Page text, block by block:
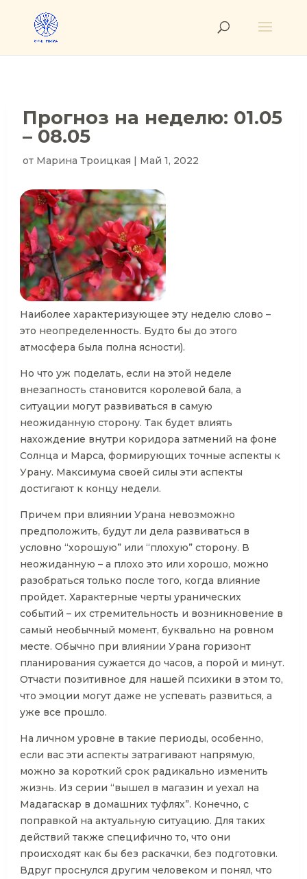
Прогноз на неделю: 01.05
– 08.05
от Марина Троицкая | Май 1, 2022
Наиболее характеризующее эту неделю слово –
это неопределенность. Будто бы до этого
атмосфера была полна ясности).
Но что уж поделать, если на этой неделе
внезапность становится королевой бала, а
ситуации могут развиваться в самую
неожиданную сторону. Так будет влиять
нахождение внутри коридора затмений на фоне
Солнца и Марса, формирующих точные аспекты к
Урану. Максимума своей силы эти аспекты
достигают к концу недели.
Причем при влиянии Урана невозможно
предположить, будут ли дела развиваться в
условно “хорошую” или “плохую” сторону. В
неожиданную – а плохо это или хорошо, можно
разобраться только после того, когда влияние
пройдет. Характерные черты уранических
событий – их стремительность и возникновение в
самый необычный момент, буквально на ровном
месте. Обычно при влиянии Урана горизонт
планирования сужается до часов, а порой и минут.
Отчасти позитивное для нашей психики в этом то,
что эмоции могут даже не успевать развиться, а
уже все прошло.
На личном уровне в такие периоды, особенно,
если вас эти аспекты затрагивают напрямую,
можно за короткий срок радикально изменить
жизнь. Из серии “вышел в магазин и уехал на
Мадагаскар в домашних туфлях”. Конечно, с
поправкой на актуальную ситуацию. Для таких
действий также специфично то, что они
происходят как бы без раскачки, без подготовки.
Вдруг проснулся другим человеком и понял, что